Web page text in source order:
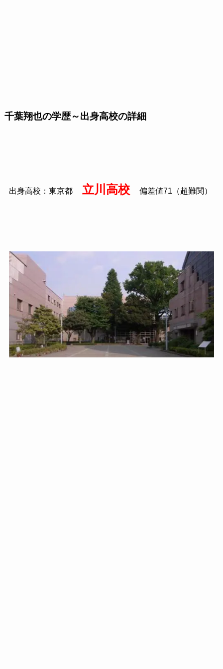
千葉翔也の学歴～出身高校の詳細
出身高校：東京都 立川高校 偏差値71（超難関）